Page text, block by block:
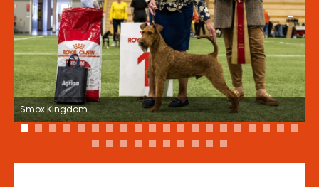
Smox Kingdom
1 2 3 4 5 6 7 8 9 10 11 12 13 14 15 16 17 18 19
20
21
22 23 24 25 26 27 28 29 30